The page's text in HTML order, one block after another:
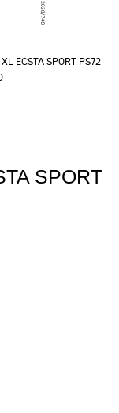
ECSTA SPORT PS72
SPORT